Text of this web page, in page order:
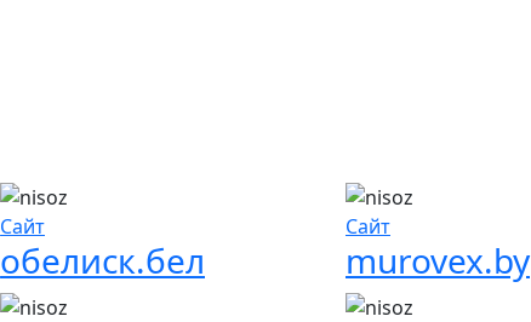
Сайт
обелиск.бел
Сайт
murovex.by